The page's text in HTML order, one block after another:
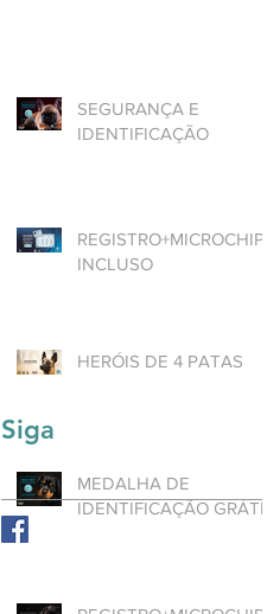
SEGURANÇA E
IDENTIFICAÇÃO
REGISTRO+MICROCHIP
INCLUSO
HERÓIS DE 4 PATAS
MEDALHA DE
IDENTIFICAÇÃO GRÁTIS
Siga